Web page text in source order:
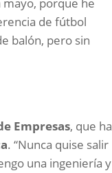
de fútbol
balón, pero sin
Empresas, que ha
. “Nunca quise salir
una ingeniería y